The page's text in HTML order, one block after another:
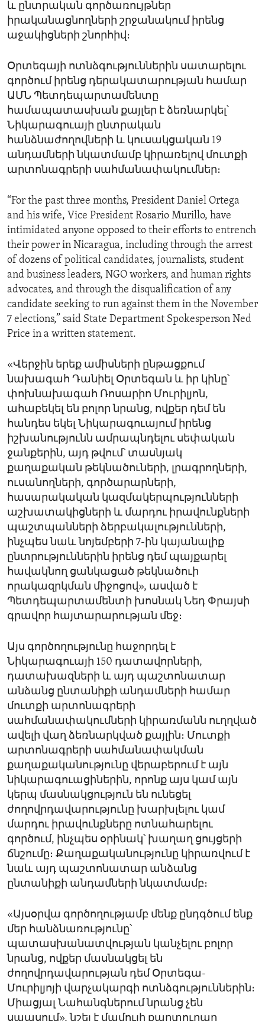
և ընտրական գործառույթներ
իրականացնողների շրջանակում իրենց
աջակիցների շնորհիվ։
Օրտեգայի ոտնձգություններին սատարելու
գործում իրենց դերակատարության համար
ԱՄՆ Պետդեպարտամենտը
համապատասխան քայլեր է ձեռնարկել՝
Նիկարագուայի ընտրական
հանձնաժողովների և կուսակցական 19
անդամների նկատմամբ կիրառելով մուտքի
արտոնագրերի սահմանափակումներ։
“For the past three months, President Daniel Ortega
and his wife, Vice President Rosario Murillo, have
intimidated anyone opposed to their efforts to entrench
their power in Nicaragua, including through the arrest
of dozens of political candidates, journalists, student
and business leaders, NGO workers, and human rights
advocates, and through the disqualification of any
candidate seeking to run against them in the November
7 elections,” said State Department Spokesperson Ned
Price in a written statement.
«Վերջին երեք ամիսների ընթացքում
նախագահ Դանիել Օրտեգան և իր կինը՝
փոխնախագահ Ռոսարիո Մուրիլյոն,
ահաբեկել են բոլոր նրանց, ովքեր դեմ են
հանդես եկել Նիկարագուայում իրենց
իշխանությունն ամրապնդելու սեփական
ջանքերին, այդ թվում՝ տասնյակ
քաղաքական թեկնածուների, լրագրողների,
ուսանողների, գործարարների,
հասարակական կազմակերպությունների
աշխատակիցների և մարդու իրավունքների
պաշտպանների ձերբակալությունների,
ինչպես նաև նոյեմբերի 7-ին կայանալիք
ընտրություններին իրենց դեմ պայքարել
հավակնող ցանկացած թեկնածուի
որակազրկման միջոցով», ասված է
Պետդեպարտամենտի խոսնակ Նեդ Փրայսի
գրավոր հայտարարության մեջ։
Այս գործողությունը հաջորդել է
Նիկարագուայի 150 դատավորների,
դատախազների և այդ պաշտոնատար
անձանց ընտանիքի անդամների համար
մուտքի արտոնագրերի
սահմանափակումների կիրառմանն ուղղված
ավելի վաղ ձեռնարկված քայլին։ Մուտքի
արտոնագրերի սահմանափակման
քաղաքականությունը վերաբերում է այն
նիկարագուացիներին, որոնք այս կամ այն
կերպ մասնակցություն են ունեցել
ժողովրդավարությունը խարխլելու կամ
մարդու իրավունքները ոտնահարելու
գործում, ինչպես օրինակ՝ խաղաղ ցույցերի
ճնշումը։ Քաղաքականությունը կիրառվում է
նաև այդ պաշտոնատար անձանց
ընտանիքի անդամների նկատմամբ։
«Այսօրվա գործողությամբ մենք ընդգծում ենք
մեր հանձնառությունը՝
պատասխանատվության կանչելու բոլոր
նրանց, ովքեր մասնակցել են
ժողովրդավարության դեմ Օրտեգա-
Մուրիլյոյի վարչակարգի ոտնձգություններին։
Միացյալ Նահանգներում նրանց չեն
սպասում», նշել է մամուլի քարտուղար